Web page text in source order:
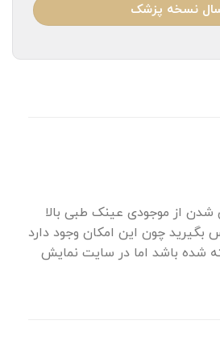
نسخه پزشک
از موجودی عینک طبی بالا
بگیرید چون این امکان وجود دارد
شده باشد اما در سایت نمایش